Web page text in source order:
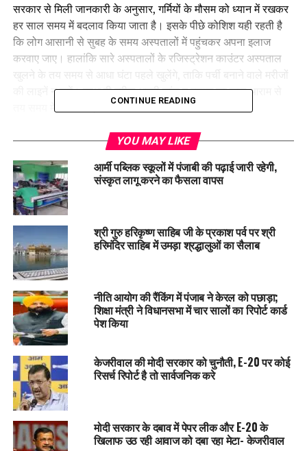
सरकार से मिली जानकारी के अनुसार, गर्मियों के मौसम को ध्यान में रखकर
हर साल समय में बदलाव किया जाता है। इसके पीछे कोशिश यही रहती है
कि लोग आसानी से सुबह के समय अस्पतालों में पहुंचकर अपना इलाज
करवाए जाए। हालांकि सारे अस्पतालों के रजिस्ट्रेशन काउंटर अस्पताल
खुलने के तय समय से आधा घंटा पहले खुलेंगे, ताकि पर्ची बनाने वाले मरीजों
की लाइनें न लगें। साथ ही मरीज अपनी जांच व इलाज का काम आराम से
तय समय में करवा पाएं।
दफ्तरी काम 9 से 5 बजे तक होगा
सरकारी अस्पतालों में इमरजेंसी सेवाएं पहले की तरह 24 घंटे उपलब्ध
रहेंगी। हालांकि, अस्पतालों के कार्यालयों का कामकाज पूर्ववत सुबह 9 बजे
से शाम 5 बजे तक ही चलेगा, इसमें कोई बदलाव नहीं किया गया है। गर्मियों
को ध्यान में रखते हुए सभी अस्पतालों में विशेष वार्ड बनाए गए हैं और वहां
डॉक्टरों की तैनाती भी कर दी गई है।
RELATED TOPICS: LATEST NEWS PUNJAB
CONTINUE READING
YOU MAY LIKE
आर्मी पब्लिक स्कूलों में पंजाबी की पढ़ाई जारी रहेगी,
संस्कृत लागू करने का फैसला वापस
श्री गुरु हरिकृष्ण साहिब जी के प्रकाश पर्व पर श्री
हरिमंदिर साहिब में उमड़ा श्रद्धालुओं का सैलाब
नीति आयोग की रैंकिंग में पंजाब ने केरल को पछाड़ा;
शिक्षा मंत्री ने विधानसभा में चार सालों का रिपोर्ट कार्ड
पेश किया
केजरीवाल की मोदी सरकार को चुनौती, E-20 पर कोई
रिसर्च रिपोर्ट है तो सार्वजनिक करे
मोदी सरकार के दबाव में पेपर लीक और E-20 के
खिलाफ उठ रही आवाज को दबा रहा मेटा- केजरीवाल